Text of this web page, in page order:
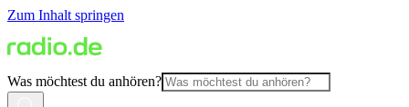
Zum Inhalt springen
Was möchtest du anhören?